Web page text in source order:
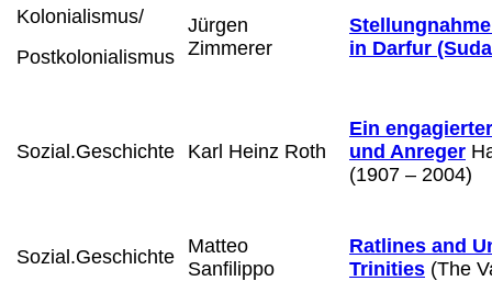
Kolonialismus/
Postkolonialismus
Jürgen
Zimmerer
in Darfur
Sozial.Geschichte Karl Heinz Roth
Ein
und Anreger
(1907 – 2004)
Sozial.Geschichte
Matteo
Sanfilippo
Ratlines and
Trinities (The